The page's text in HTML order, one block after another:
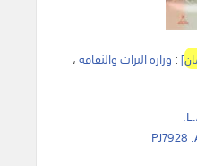
]
: وزارة الترات والثقافة،
PJ7928